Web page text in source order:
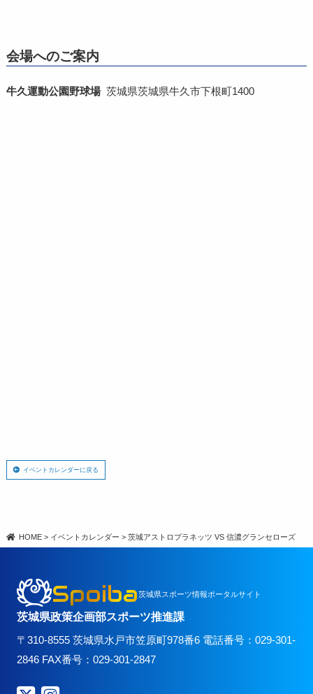
会場へのご案内
牛久運動公園野球場茨城県茨城県牛久市下根町1400
イベントカレンダーに戻る
HOME > イベントカレンダー >茨城アストロプラネッツ VS 信濃グランセローズ
Spoiba茨城県スポーツ情報ポータルサイト
茨城県政策企画部スポーツ推進課
〒310-8555 茨城県水戸市笠原町978番6 電話番号：029-301-
2846 FAX番号：029-301-2847